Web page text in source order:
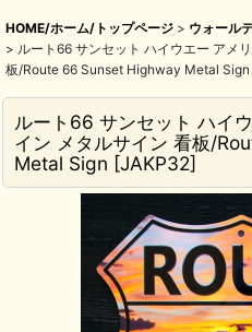
HOME/ホーム/トップページ > ウォール
> ルート66 サンセット ハイウエー アメ
板/Route 66 Sunset Highway Metal Sign
ルート66 サンセット ハイ
イン メタルサイン 看板/
Metal Sign [JAKP32]